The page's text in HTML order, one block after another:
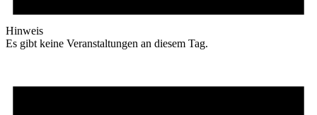
Hinweis
Es gibt keine Veranstaltungen an diesem Tag.